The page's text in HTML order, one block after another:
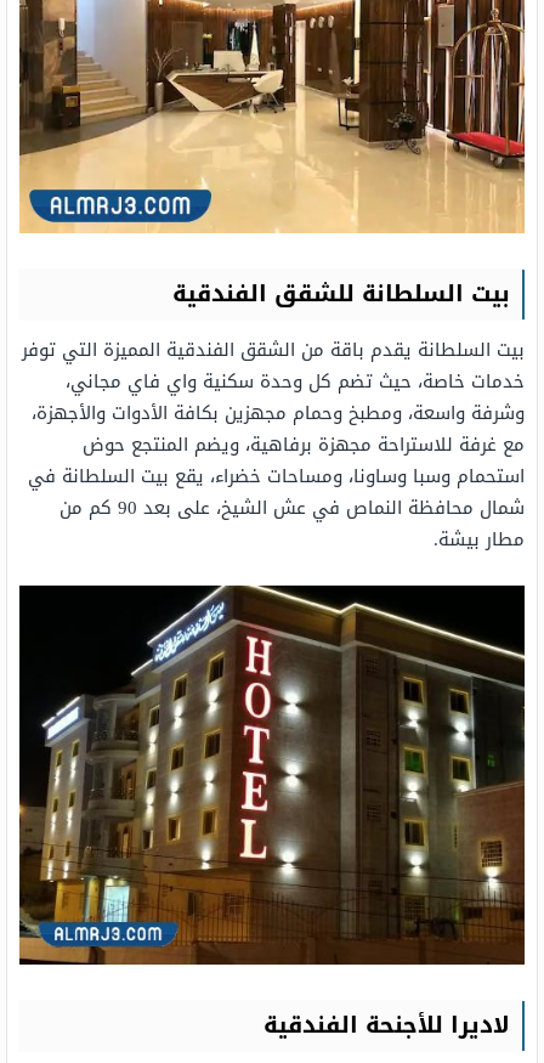
بيت السلطانة للشقق الفندقية
بيت السلطانة يقدم باقة من الشقق الفندقية المميزة التي توفر
خدمات خاصة، حيث تضم كل وحدة سكنية واي فاي مجاني،
وشرفة واسعة، ومطبخ وحمام مجهزين بكافة الأدوات والأجهزة،
مع غرفة للاستراحة مجهزة برفاهية، ويضم المنتجع حوض
استحمام وسبا وساونا، ومساحات خضراء، يقع بيت السلطانة في
شمال محافظة النماص في عش الشيخ، على بعد 90 كم من
مطار بيشة.
لاديرا للأجنحة الفندقية